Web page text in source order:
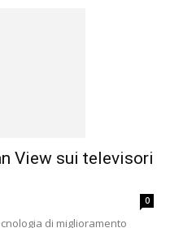
View sui televisori
0
di miglioramento